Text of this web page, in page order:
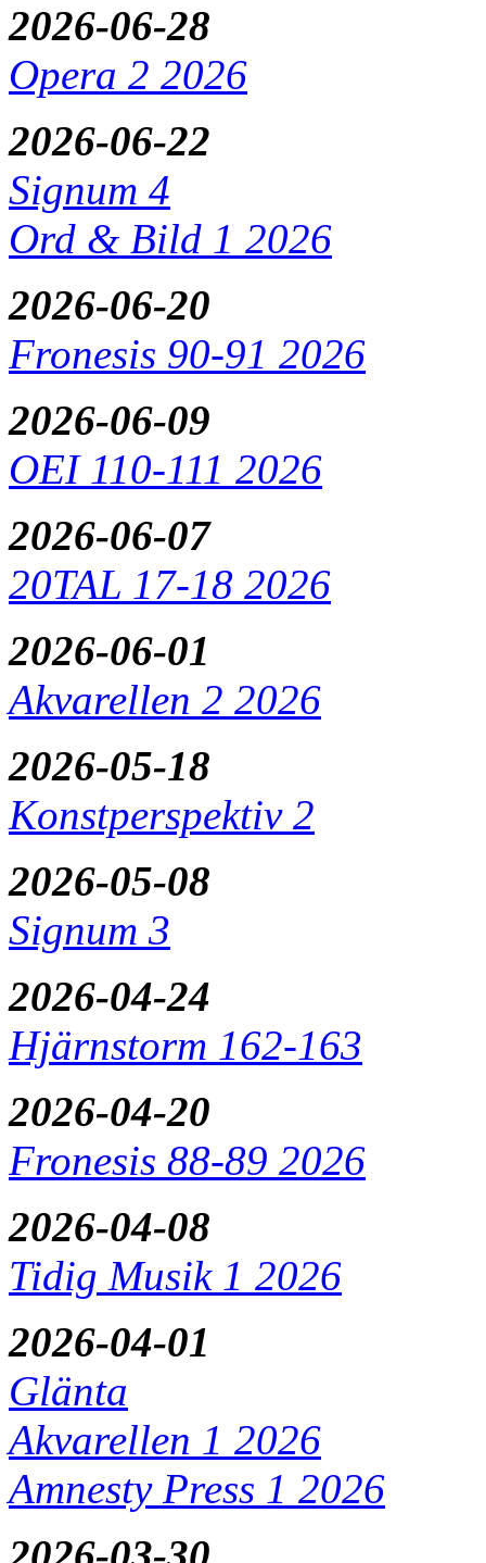
2026-06-28
Opera 2 2026
2026-06-22
Signum 4
Ord & Bild 1 2026
2026-06-20
Fronesis 90-91 2026
2026-06-09
OEI 110-111 2026
2026-06-07
20TAL 17-18 2026
2026-06-01
Akvarellen 2 2026
2026-05-18
Konstperspektiv 2
2026-05-08
Signum 3
2026-04-24
Hjärnstorm 162-163
2026-04-20
Fronesis 88-89 2026
2026-04-08
Tidig Musik 1 2026
2026-04-01
Glänta
Akvarellen 1 2026
Amnesty Press 1 2026